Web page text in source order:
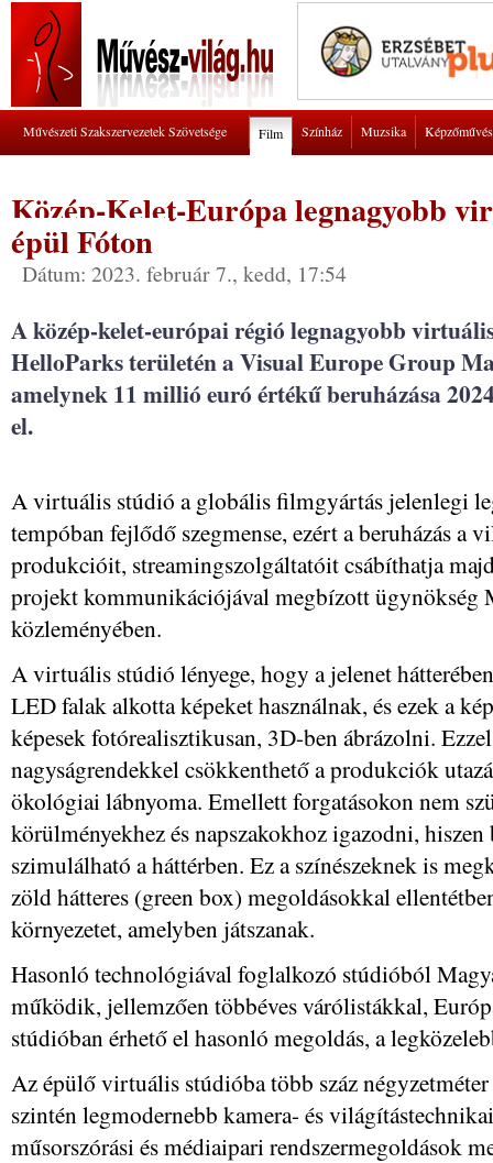
Művészeti Szakszervezetek Szövetsége Film Színház Muzsika
Közép-Kelet-Európa legnagyobb
épül Fóton
Dátum: 2023. február 7., kedd, 17:54
A közép-kelet-európai régió legnagyobb
HelloParks területén a Visual Europe Group
amelynek 11 millió euró értékű beruházása
el.
A virtuális stúdió a globális filmgyártás jelenlegi
tempóban fejlődő szegmense, ezért a beruházás a
produkcióit, streamingszolgáltatóit csábíthatja
projekt kommunikációjával megbízott
közleményében.
A virtuális stúdió lényege, hogy a jelenet
LED falak alkotta képeket használnak, és ezek a
képesek fotórealisztikusan, 3D-ben ábrázolni.
nagyságrendekkel csökkenthető a produkciók
ökológiai lábnyoma. Emellett forgatásokon nem
körülményekhez és napszakokhoz igazodni,
szimulálható a háttérben. Ez a színészeknek is
zöld hátteres (green box) megoldásokkal
környezetet, amelyben játszanak.
Hasonló technológiával foglalkozó stúdióból
működik, jellemzően többéves várólistákkal,
stúdióban érhető el hasonló megoldás, a
Az épülő virtuális stúdióba több száz
szintén legmodernebb kamera- és
műsorszórási és médiaipari rendszermegoldások